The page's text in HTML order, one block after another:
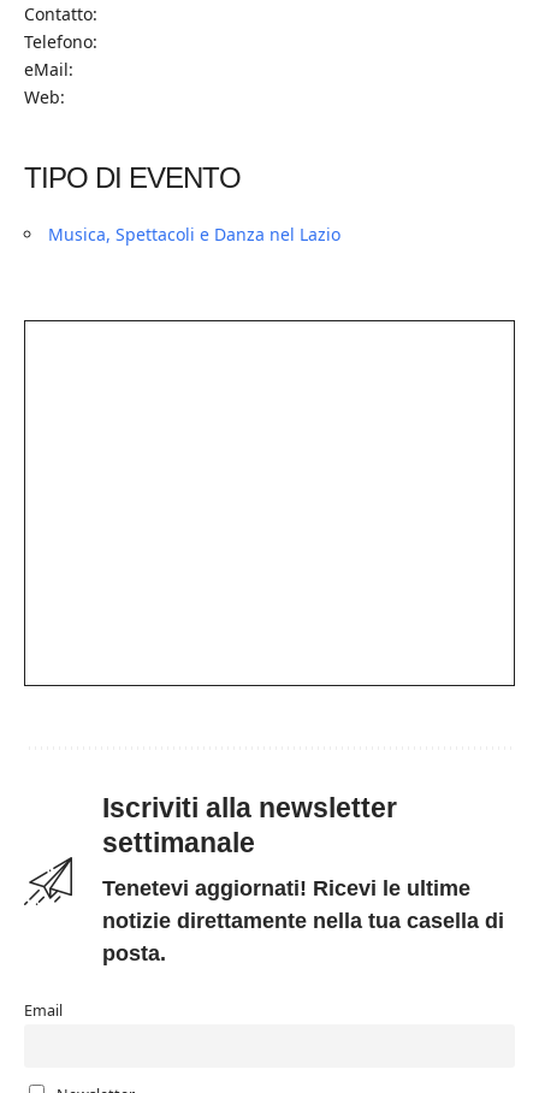
Contatto:
Telefono:
eMail:
Web:
TIPO DI EVENTO
Musica, Spettacoli e Danza nel Lazio
Iscriviti alla newsletter
settimanale
Tenetevi aggiornati! Ricevi le ultime
notizie direttamente nella tua casella di
posta.
Email